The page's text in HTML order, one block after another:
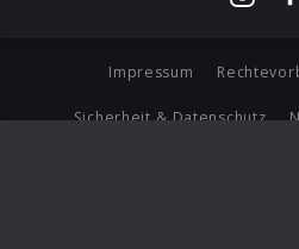
Impressum
Sicherheit & Datenschutz